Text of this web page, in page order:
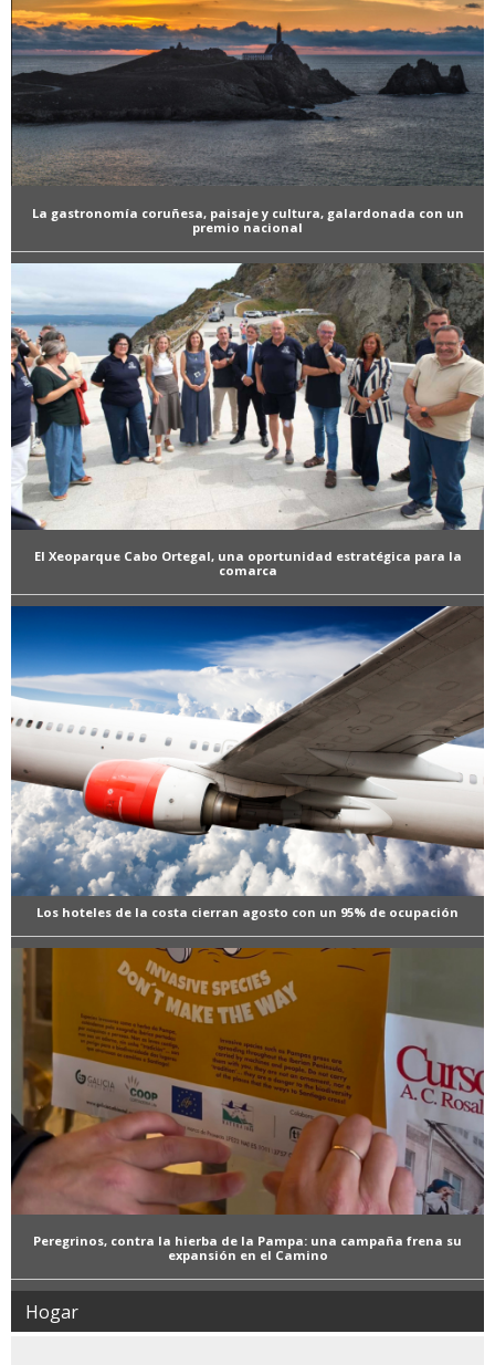
La gastronomía coruñesa, paisaje y cultura, galardonada con un
premio nacional
El Xeoparque Cabo Ortegal, una oportunidad estratégica para la
comarca
Los hoteles de la costa cierran agosto con un 95% de ocupación
Peregrinos, contra la hierba de la Pampa: una campaña frena su
expansión en el Camino
Hogar